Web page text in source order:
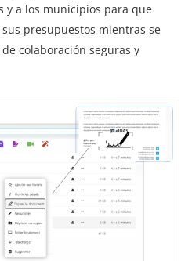
y a los municipios para que
presupuestos mientras se
colaboración seguras y